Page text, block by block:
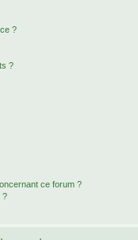
?
?
ce forum ?
?